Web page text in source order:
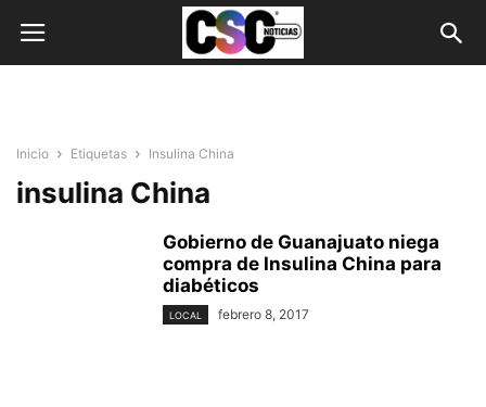
Inicio Etiquetas Insulina China
insulina China
Gobierno de Guanajuato niega
compra de Insulina China para
diabéticos
LOCAL febrero 8, 2017